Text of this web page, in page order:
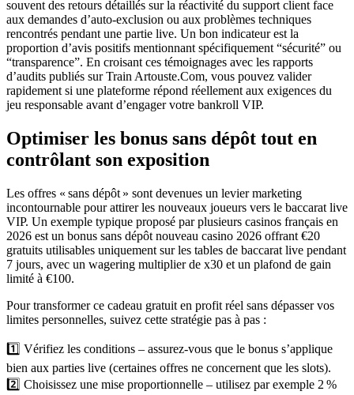
souvent des retours détaillés sur la réactivité du support client face
aux demandes d’auto‑exclusion ou aux problèmes techniques
rencontrés pendant une partie live. Un bon indicateur est la
proportion d’avis positifs mentionnant spécifiquement “sécurité” ou
“transparence”. En croisant ces témoignages avec les rapports
d’audits publiés sur Train Artouste.Com, vous pouvez valider
rapidement si une plateforme répond réellement aux exigences du
jeu responsable avant d’engager votre bankroll VIP.
Optimiser les bonus sans dépôt tout en
contrôlant son exposition
Les offres « sans dépôt » sont devenues un levier marketing
incontournable pour attirer les nouveaux joueurs vers le baccarat live
VIP. Un exemple typique proposé par plusieurs casinos français en
2026 est un bonus sans dépôt nouveau casino 2026 offrant €20
gratuits utilisables uniquement sur les tables de baccarat live pendant
7 jours, avec un wagering multiplier de x30 et un plafond de gain
limité à €100.
Pour transformer ce cadeau gratuit en profit réel sans dépasser vos
limites personnelles, suivez cette stratégie pas à pas :
1️⃣ Vérifiez les conditions – assurez‑vous que le bonus s’applique
bien aux parties live (certaines offres ne concernent que les slots).
2️⃣ Choisissez une mise proportionnelle – utilisez par exemple 2 %